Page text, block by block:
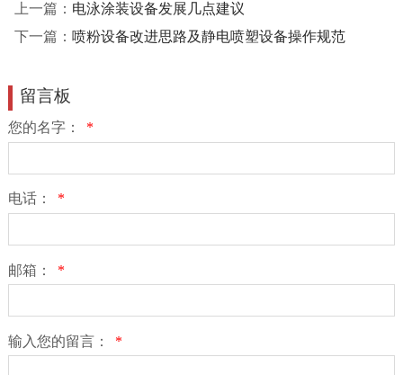
上一篇： 电泳涂装设备发展几点建议
下一篇： 喷粉设备改进思路及静电喷塑设备操作规范
留言板
您的名字： *
电话： *
邮箱： *
输入您的留言： *